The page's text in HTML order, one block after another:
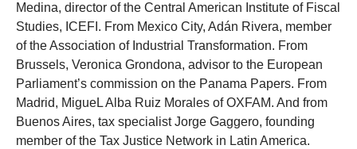
Medina, director of the Central American Institute of Fiscal
Studies, ICEFI. From Mexico City, Adán Rivera, member
of the Association of Industrial Transformation. From
Brussels, Veronica Grondona, advisor to the European
Parliament’s commission on the Panama Papers. From
Madrid, MigueL Alba Ruiz Morales of OXFAM. And from
Buenos Aires, tax specialist Jorge Gaggero, founding
member of the Tax Justice Network in Latin America.